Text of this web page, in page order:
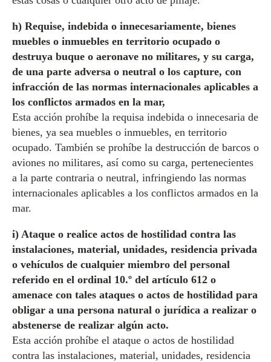
h) Requise, indebida o innecesariamente, bienes
muebles o inmuebles en territorio ocupado o
destruya buque o aeronave no militares, y su carga,
de una parte adversa o neutral o los capture, con
infracción de las normas internacionales aplicables a
los conflictos armados en la mar,
Esta acción prohíbe la requisa indebida o innecesaria de
bienes, ya sea muebles o inmuebles, en territorio
ocupado. También se prohíbe la destrucción de barcos o
aviones no militares, así como su carga, pertenecientes
a la parte contraria o neutral, infringiendo las normas
internacionales aplicables a los conflictos armados en la
mar.
i) Ataque o realice actos de hostilidad contra las
instalaciones, material, unidades, residencia privada
o vehículos de cualquier miembro del personal
referido en el ordinal 10.º del artículo 612 o
amenace con tales ataques o actos de hostilidad para
obligar a una persona natural o jurídica a realizar o
abstenerse de realizar algún acto.
Esta acción prohíbe el ataque o actos de hostilidad
contra las instalaciones, material, unidades, residencia